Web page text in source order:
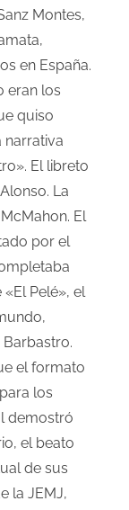
Montes,
en España.
eran los
quiso
narrativa
El libreto
La
El
por el
«El Pelé», el
el formato
los
demostró
el beato
de sus
la JEMJ,